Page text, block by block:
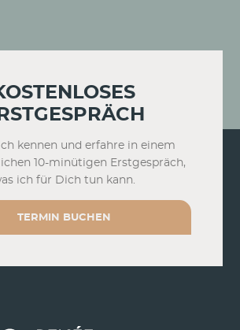
kennen und erfahre in einem
10-minütigen Erstgespräch,
ich für Dich tun kann.
TERMIN BUCHEN